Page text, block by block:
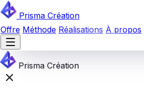
Prisma Création
Offre Méthode Réalisations À propos
Prisma Création